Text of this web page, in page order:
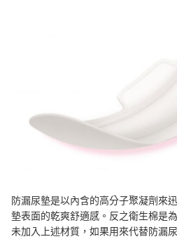
防漏尿墊是以內含的高分子聚凝劑來
墊表面的乾爽舒適感。反之衛生棉是
未加入上述材質，如果用來代替防漏